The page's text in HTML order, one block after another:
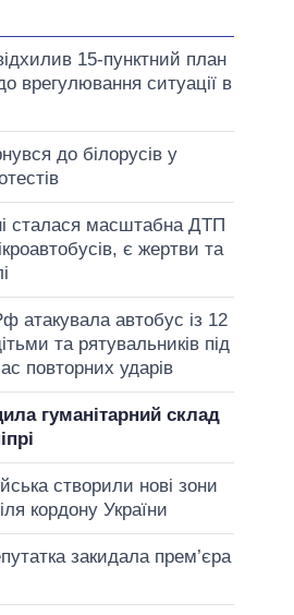
15-пунктний план
врегулювання ситуації в
до білорусів у
сталася масштабна ДТП
є жертви та
атакувала автобус із 12
та рятувальників під
повторних ударів
гуманітарний склад
створили нові зони
кордону України
закидала прем’єра